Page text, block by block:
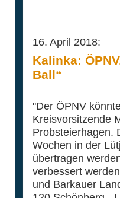
16. April 2018:
Kalinka:
Ball“
"Der ÖPNV
Kreisvorsitzende
Probsteierhagen.
Wochen in der
übertragen
verbessert
und Barkauer